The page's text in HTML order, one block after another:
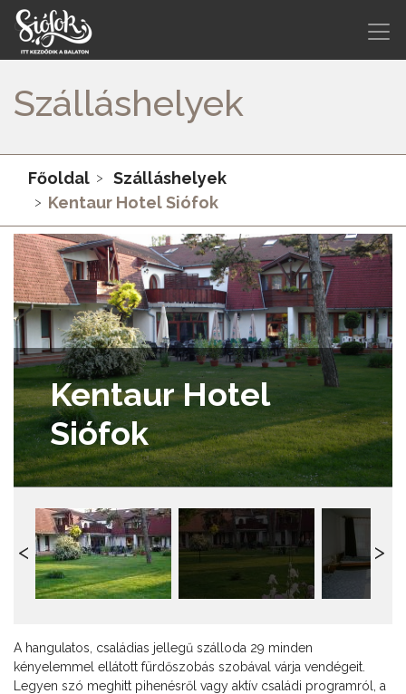
Szálláshelyek
Főoldal
Szálláshelyek
Kentaur Hotel Siófok
Kentaur Hotel
Siófok
A hangulatos, családias jellegű szálloda 29 minden
kényelemmel ellátott fürdőszobás szobával várja vendégeit.
Legyen szó meghitt pihenésről vagy aktív családi programról, a